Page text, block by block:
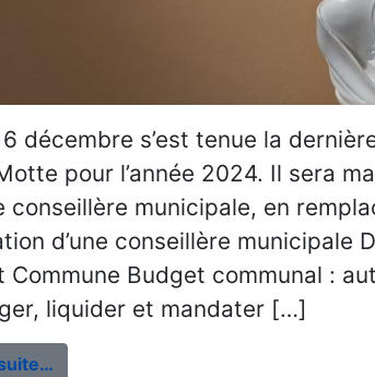
décembre s’est tenue la
pour l’année 2024. Il sera
conseillère municipale, en
d’une conseillère municipale
Commune Budget communal :
liquider et mandater […]